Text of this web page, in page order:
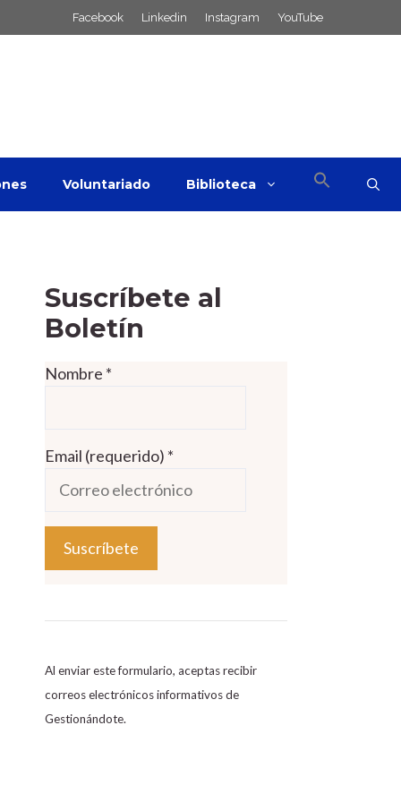
Facebook Linkedin Instagram YouTube
Voluntariado Biblioteca
Suscríbete al
Boletín
Nombre *
Email (requerido) *
o
s
t
a
Al enviar este formulario, aceptas recibir
correos electrónicos informativos de
Gestionándote.